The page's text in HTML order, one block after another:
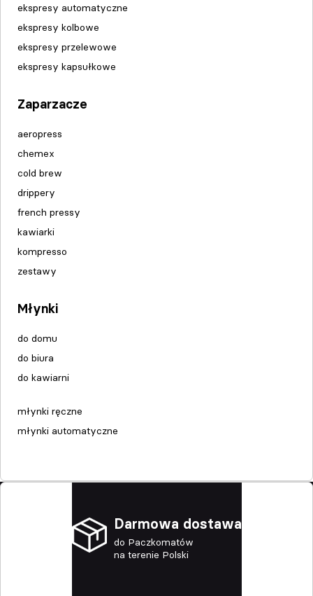
ekspresy automatyczne
ekspresy kolbowe
ekspresy przelewowe
ekspresy kapsułkowe
Zaparzacze
aeropress
chemex
cold brew
drippery
french pressy
kawiarki
kompresso
zestawy
Młynki
do domu
do biura
do kawiarni
młynki ręczne
młynki automatyczne
Darmowa dostawa
do Paczkomatów
na terenie Polski